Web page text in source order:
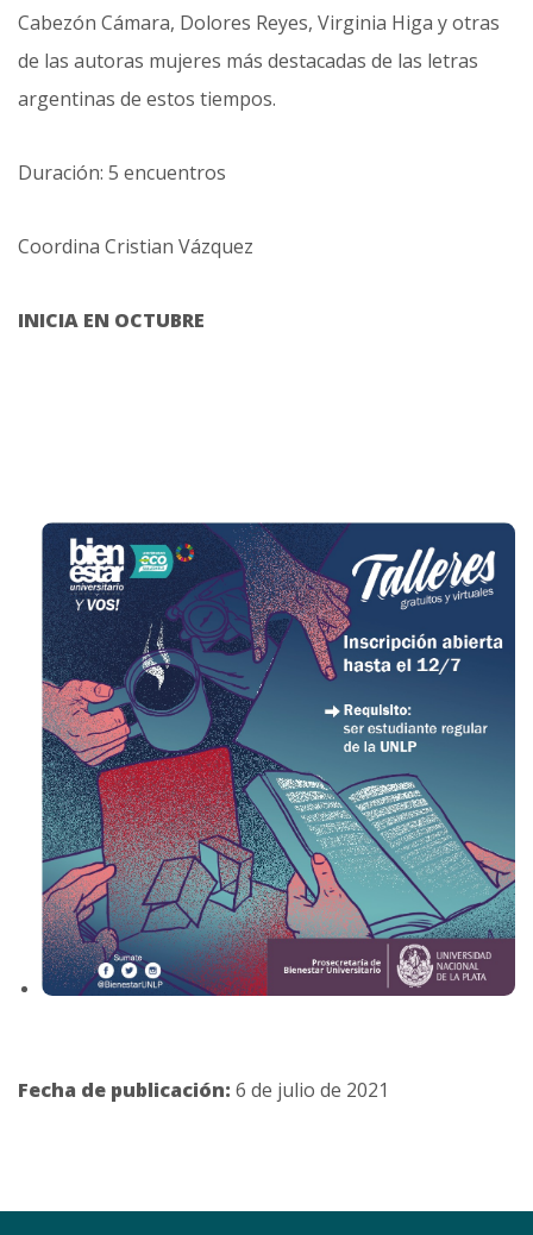
Cabezón Cámara, Dolores Reyes, Virginia Higa y otras
de las autoras mujeres más destacadas de las letras
argentinas de estos tiempos.
Duración: 5 encuentros
Coordina Cristian Vázquez
INICIA EN OCTUBRE
Fecha de publicación: 6 de julio de 2021